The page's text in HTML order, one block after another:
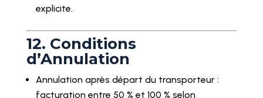
explicite.
12. Conditions
d’Annulation
Annulation après départ du transporteur :
facturation entre 50 % et 100 % selon